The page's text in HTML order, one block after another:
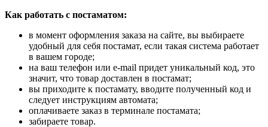
Как работать с постаматом:
в момент оформления заказа на сайте, вы выбираете
удобный для себя постамат, если такая система работает
в вашем городе;
на ваш телефон или e-mail придет уникальный код, это
значит, что товар доставлен в постамат;
вы приходите к постамату, вводите полученный код и
следует инструкциям автомата;
оплачиваете заказ в терминале постамата;
забираете товар.